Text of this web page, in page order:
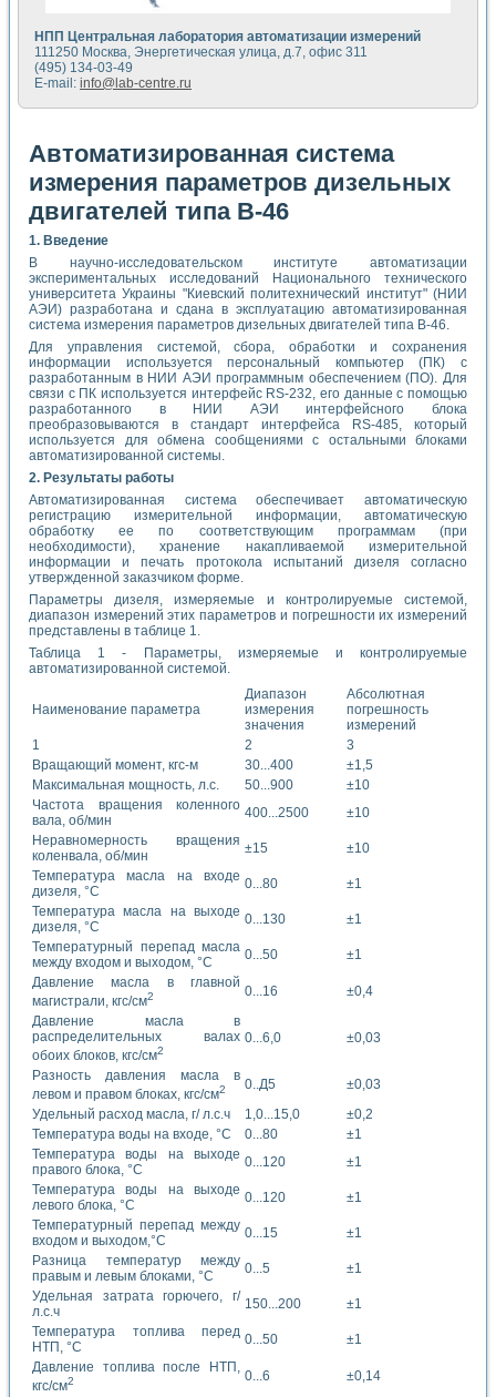
НПП Центральная лаборатория автоматизации измерений
111250 Москва, Энергетическая улица, д.7, офис 311
(495) 134-03-49
E-mail: info@lab-centre.ru
Автоматизированная система
измерения параметров дизельных
двигателей типа В-46
1. Введение
В научно-исследовательском институте автоматизации
экспериментальных исследований Национального технического
университета Украины "Киевский политехнический институт" (НИИ
АЭИ) разработана и сдана в эксплуатацию автоматизированная
система измерения параметров дизельных двигателей типа В-46.
Для управления системой, сбора, обработки и сохранения
информации используется персональный компьютер (ПК) с
разработанным в НИИ АЭИ программным обеспечением (ПО). Для
связи с ПК используется интерфейс RS-232, его данные с помощью
разработанного в НИИ АЭИ интерфейсного блока
преобразовываются в стандарт интерфейса RS-485, который
используется для обмена сообщениями с остальными блоками
автоматизированной системы.
2. Результаты работы
Автоматизированная система обеспечивает автоматическую
регистрацию измерительной информации, автоматическую
обработку ее по соответствующим программам (при
необходимости), хранение накапливаемой измерительной
информации и печать протокола испытаний дизеля согласно
утвержденной заказчиком форме.
Параметры дизеля, измеряемые и контролируемые системой,
диапазон измерений этих параметров и погрешности их измерений
представлены в таблице 1.
Таблица 1 - Параметры, измеряемые и контролируемые
автоматизированной системой.
Наименование параметра
Диапазон
измерения
значения
Абсолютная
погрешность
измерений
1
2
3
Вращающий момент, кгс-м
30...400
±1,5
Максимальная мощность, л.с.
50...900
±10
Частота вращения коленного
вала, об/мин
400...2500
±10
Неравномерность вращения
коленвала, об/мин
±15
±10
Температура масла на входе
дизеля, °С
0...80
±1
Температура масла на выходе
дизеля, °С
0...130
±1
Температурный перепад масла
между входом и выходом, °С
0...50
±1
Давление масла в главной
магистрали, кгс/см2 0...16
±0,4
Давление масла в
распределительных валах
обоих блоков, кгс/см2
0...6,0 ±0,03
Разность давления масла в
левом и правом блоках, кгс/см2 0..Д5
±0,03
Удельный расход масла, г/ л.с.ч
1,0...15,0
±0,2
Температура воды на входе, °С
0...80
±1
Температура воды на выходе
правого блока, °С
0...120
±1
Температура воды на выходе
левого блока, °С
0...120
±1
Температурный перепад между
входом и выходом,°С
0...15
±1
Разница температур между
правым и левым блоками, °С
0...5
±1
Удельная затрата горючего, г/
л.с.ч
150...200
±1
Температура топлива перед
НТП, °С
0...50
±1
Давление топлива после НТП,
кгс/см2 0...6
±0,14